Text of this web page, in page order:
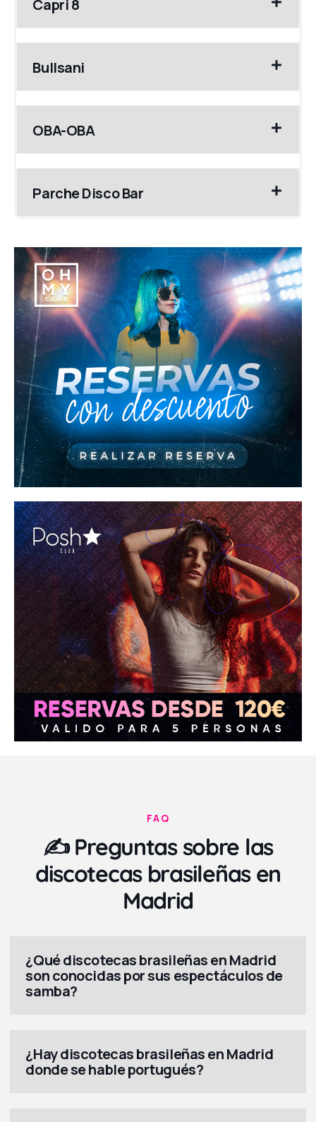
Capri 8
Bullsani
OBA-OBA
Parche Disco Bar
FAQ
✍️ Preguntas sobre las
discotecas brasileñas en
Madrid
¿Qué discotecas brasileñas en Madrid
son conocidas por sus espectáculos de
samba?
¿Hay discotecas brasileñas en Madrid
donde se hable portugués?